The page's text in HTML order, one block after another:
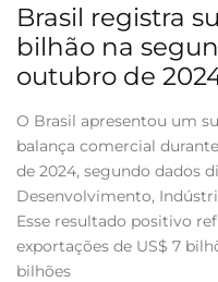
Brasil registra
bilhão na
outubro de
O Brasil apresentou um
balança comercial
de 2024, segundo dados
Desenvolvimento,
Esse resultado positivo
exportações de US$ 7
bilhões